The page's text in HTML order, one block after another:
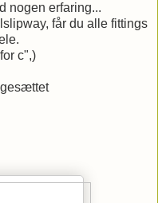
nogen erfaring...
får du alle fittings
c",)